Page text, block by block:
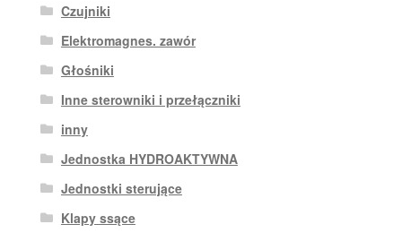
Czujniki
Elektromagnes. zawór
Głośniki
Inne sterowniki i przełączniki
inny
Jednostka HYDROAKTYWNA
Jednostki sterujące
Klapy ssące